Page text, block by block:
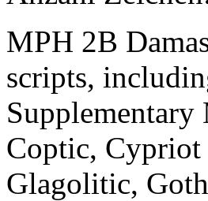
MPH 2B
scripts,
Coptic, Cypriot
Glagolitic,